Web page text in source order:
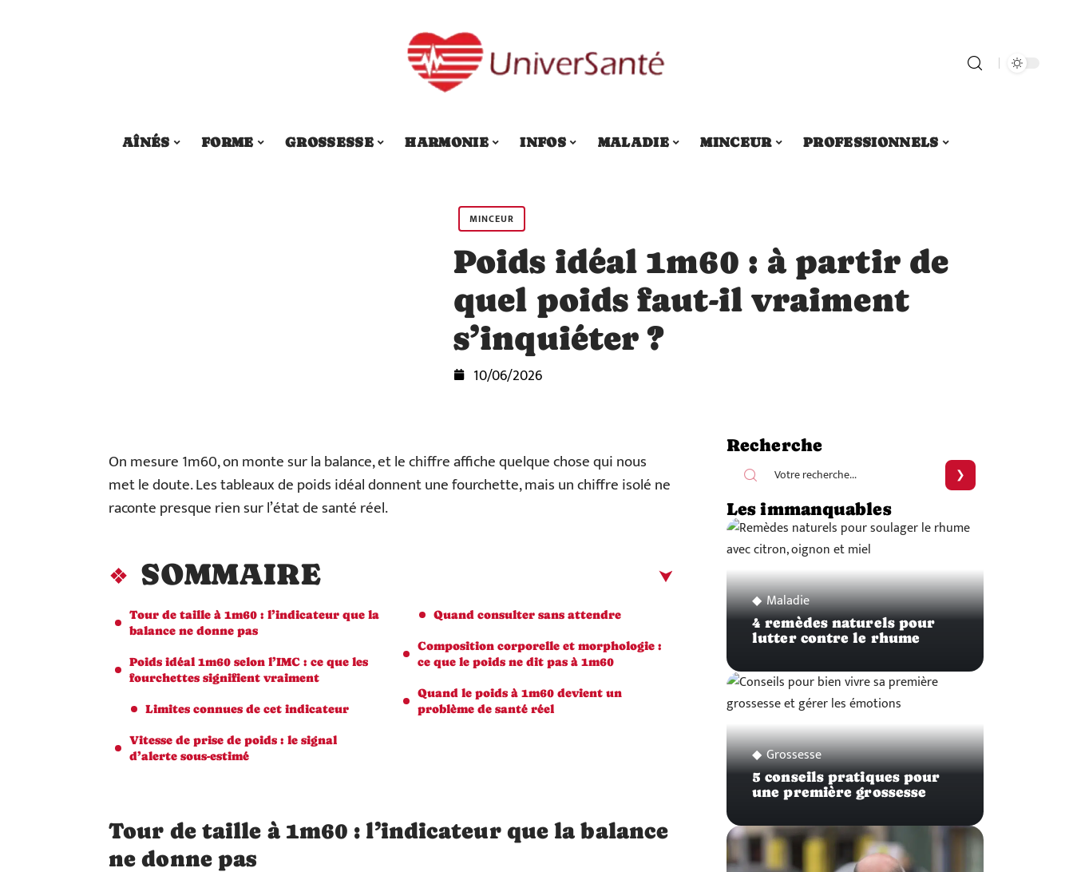
AÎNÉS FORME GROSSESSE HARMONIE INFOS MALADIE MINCEUR PROFESSIONNELS
MINCEUR
Poids idéal 1m60 : à partir de
quel poids faut-il vraiment
s’inquiéter ?
10/06/2026
On mesure 1m60, on monte sur la balance, et le chiffre affiche quelque chose qui nous
met le doute. Les tableaux de poids idéal donnent une fourchette, mais un chiffre isolé ne
raconte presque rien sur l’état de santé réel.
SOMMAIRE
Tour de taille à 1m60 : l’indicateur que la
balance ne donne pas
Poids idéal 1m60 selon l’IMC : ce que les
fourchettes signifient vraiment
Limites connues de cet indicateur
Vitesse de prise de poids : le signal
d’alerte sous-estimé
Quand consulter sans attendre
Composition corporelle et morphologie :
ce que le poids ne dit pas à 1m60
Quand le poids à 1m60 devient un
problème de santé réel
Tour de taille à 1m60 : l’indicateur que la balance
ne donne pas
Recherche
Les immanquables
Maladie
4 remèdes naturels pour
lutter contre le rhume
Grossesse
5 conseils pratiques pour
une première grossesse